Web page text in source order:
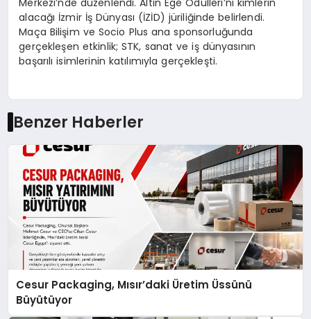
Merkezi’nde düzenlendi. Altın Ege Ödülleri’ni kimlerin
alacağı İzmir İş Dünyası (İZİD) jüriliğinde belirlendi.
Maça Bilişim ve Socio Plus ana sponsorluğunda
gerçekleşen etkinlik; STK, sanat ve iş dünyasının
başarılı isimlerinin katılımıyla gerçekleşti.
Benzer Haberler
Cesur Packaging, Mısır’daki Üretim Üssünü
Büyütüyor